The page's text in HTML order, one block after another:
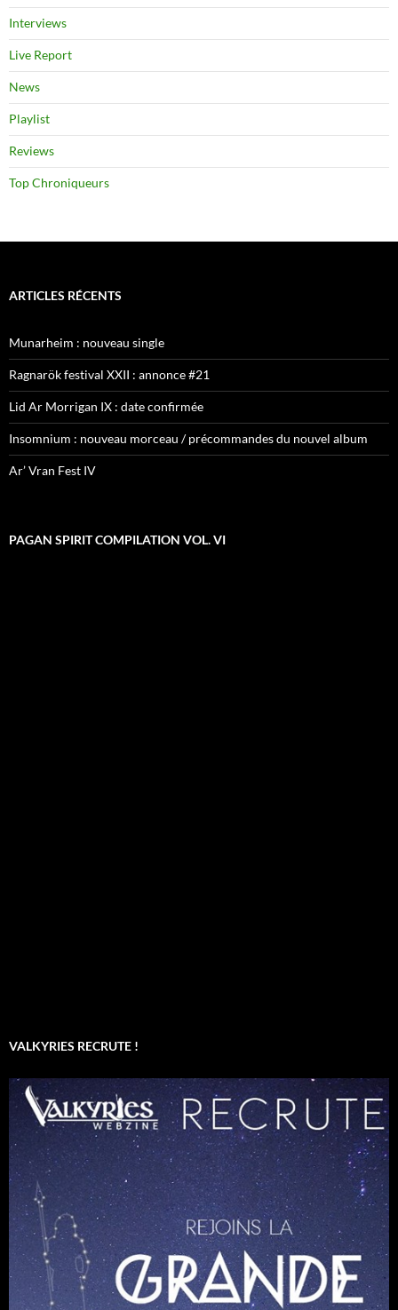
Interviews
Live Report
News
Playlist
Reviews
Top Chroniqueurs
ARTICLES RÉCENTS
Munarheim : nouveau single
Ragnarök festival XXII : annonce #21
Lid Ar Morrigan IX : date confirmée
Insomnium : nouveau morceau / précommandes du nouvel album
Ar’ Vran Fest IV
PAGAN SPIRIT COMPILATION VOL. VI
VALKYRIES RECRUTE !